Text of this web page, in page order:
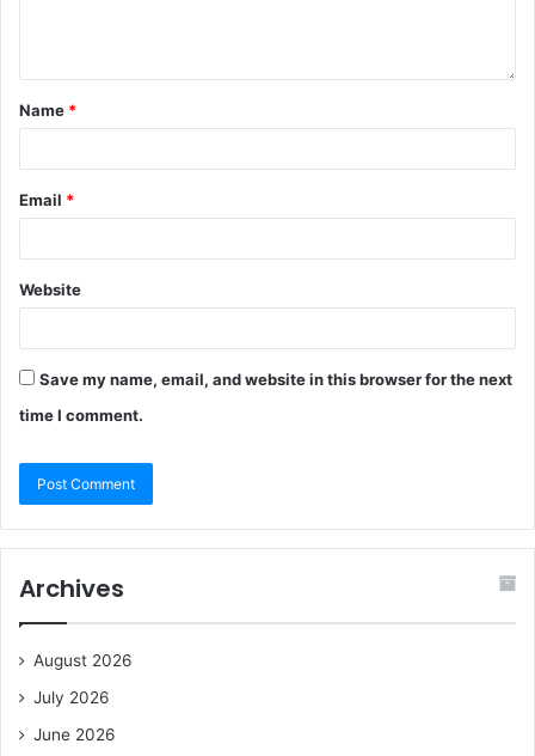
Name *
Email *
Website
Save my name, email, and website in this browser for the next
time I comment.
Archives
August 2026
July 2026
June 2026